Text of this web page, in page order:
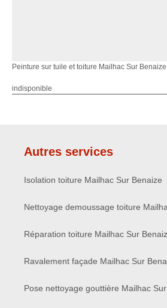
Peinture sur tuile et toiture Mailhac Sur Benaize
indisponible
Autres services
Isolation toiture Mailhac Sur Benaize
Nettoyage demoussage toiture
Réparation toiture Mailhac Sur
Ravalement façade Mailhac Sur
Pose nettoyage gouttière Mailhac